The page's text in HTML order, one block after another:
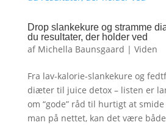
Drop slankekure og stramme
du resultater, der holder ved
af Michella Baunsgaard | Viden
Fra lav-kalorie-slankekure og
diæter til juice detox – listen er
om “gode” råd til hurtigt at
man på nettet, kan det være